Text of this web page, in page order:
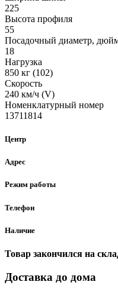
225
Высота профиля
55
Посадочный диаметр,
18
Нагрузка
850 кг (102)
Скорость
240 км/ч (V)
Номенклатурный номер
13711814
Центр
Адрес
Режим работы
Телефон
Наличие
Товар закончился на
Доставка до дома